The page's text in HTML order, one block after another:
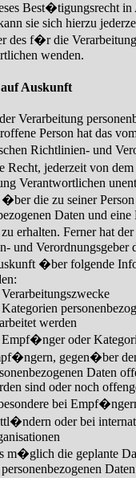
Best�tigungsrecht in
sie sich hierzu
des f�r die Verarbeitung
wenden.
Auskunft
Verarbeitung
Person hat das
Richtlinien- und
Recht, jederzeit von
Verantwortlichen
die zu seiner Person
Daten und
erhalten. Ferner hat
und Verordnungsgeber
�ber folgende
werden
oder
gegen�ber
Daten
sind oder noch
bei
oder bei
m�glich die geplante